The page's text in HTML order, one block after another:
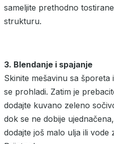
sameljite prethodno
strukturu.
3. Blendanje i spajanje
Skinite mešavinu sa
se prohladi. Zatim je
dodajte kuvano zeleno
dok se ne dobije
dodajte još malo ulja ili vode